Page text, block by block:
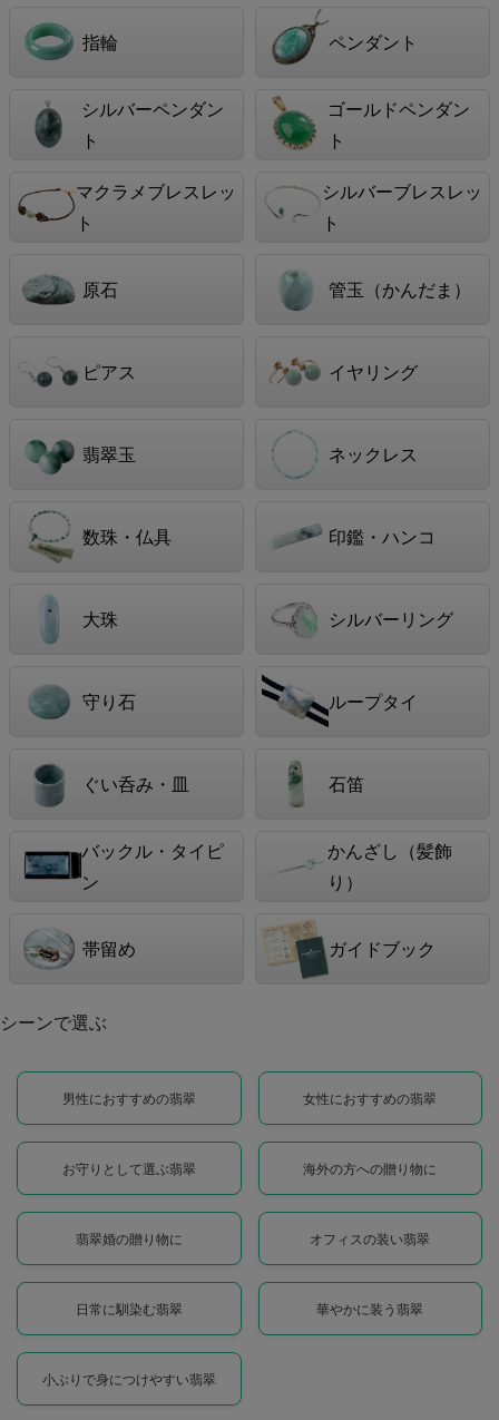
指輪 ペンダント
シルバーペンダン
ト
ゴールドペンダン
ト
マクラメブレスレッ
ト
シルバーブレスレッ
ト
原石 管玉（かんだま）
ピアス イヤリング
翡翠玉 ネックレス
数珠・仏具 印鑑・ハンコ
大珠 シルバーリング
守り石 ループタイ
ぐい呑み・皿 石笛
バックル・タイピ
ン
かんざし（髪飾
り）
帯留め ガイドブック
シーンで選ぶ
男性におすすめの翡翠 女性におすすめの翡翠
お守りとして選ぶ翡翠 海外の方への贈り物に
翡翠婚の贈り物に オフィスの装い翡翠
日常に馴染む翡翠 華やかに装う翡翠
小ぶりで身につけやすい翡翠